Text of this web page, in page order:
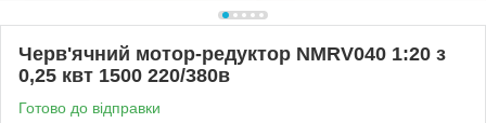
Черв'ячний мотор-редуктор NMRV040 1:20 з
0,25 квт 1500 220/380в
Готово до відправки